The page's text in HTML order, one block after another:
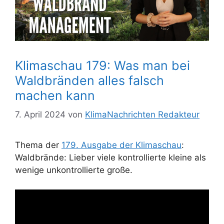
Klimaschau 179: Was man bei
Waldbränden alles falsch
machen kann
7. April 2024 von KlimaNachrichten Redakteur
Thema der 179. Ausgabe der Klimaschau:
Waldbrände: Lieber viele kontrollierte kleine als
wenige unkontrollierte große.